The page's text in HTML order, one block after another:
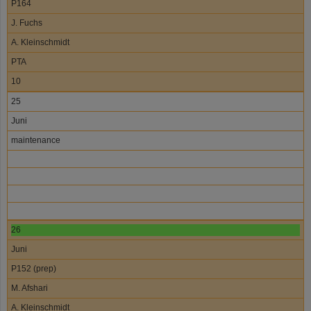
P164
J. Fuchs
A. Kleinschmidt
PTA
10
25
Juni
maintenance
26
Juni
P152 (prep)
M. Afshari
A. Kleinschmidt